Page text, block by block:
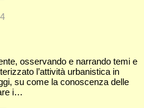
osservando e narrando temi e
l’attività urbanistica in
su come la conoscenza delle
i…